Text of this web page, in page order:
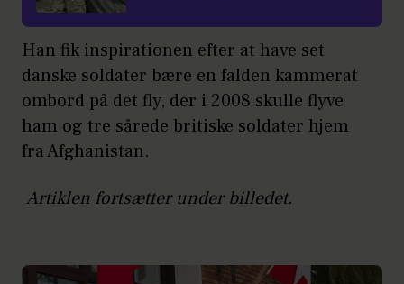
Han fik inspirationen efter at have set
danske soldater bære en falden kammerat
ombord på det fly, der i 2008 skulle flyve
ham og tre sårede britiske soldater hjem
fra Afghanistan.
Artiklen fortsætter under billedet.